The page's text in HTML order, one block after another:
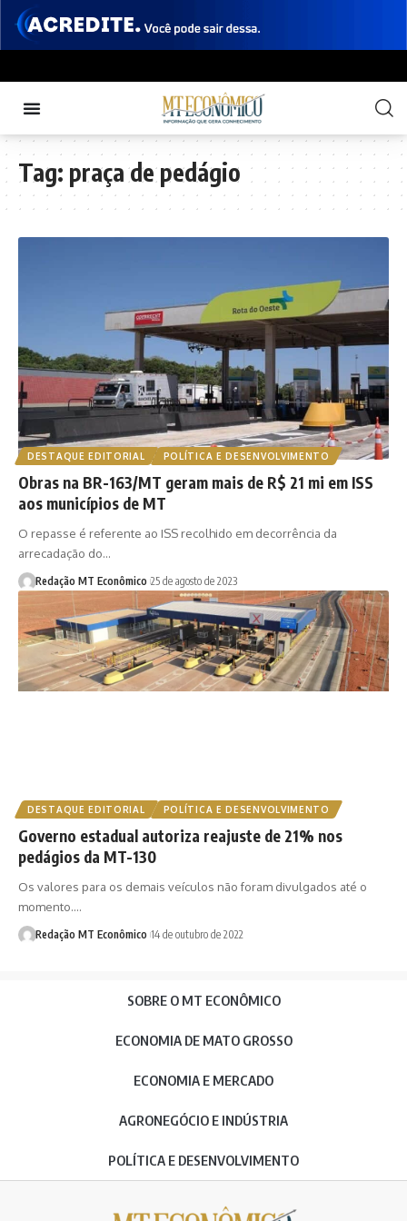
Tag: praça de pedágio
DESTAQUE EDITORIAL POLÍTICA E DESENVOLVIMENTO
Obras na BR-163/MT geram mais de R$ 21 mi em ISS
aos municípios de MT
O repasse é referente ao ISS recolhido em decorrência da
arrecadação do…
Redação MT Econômico 25 de agosto de 2023
DESTAQUE EDITORIAL POLÍTICA E DESENVOLVIMENTO
Governo estadual autoriza reajuste de 21% nos
pedágios da MT-130
Os valores para os demais veículos não foram divulgados até o
momento.…
Redação MT Econômico 14 de outubro de 2022
SOBRE O MT ECONÔMICO
ECONOMIA DE MATO GROSSO
ECONOMIA E MERCADO
AGRONEGÓCIO E INDÚSTRIA
POLÍTICA E DESENVOLVIMENTO